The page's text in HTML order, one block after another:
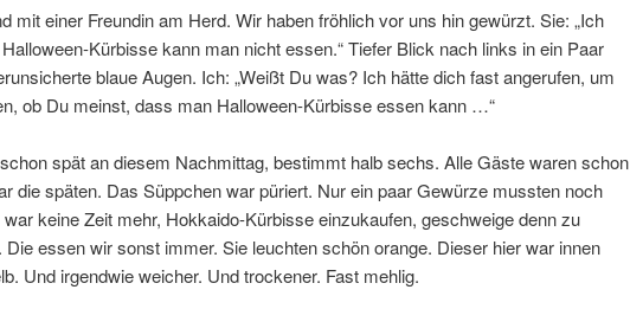
mit einer Freundin am Herd. Wir haben fröhlich vor uns hin gewürzt. Sie: „Ich
Kürbisse kann man nicht essen.“ Tiefer Blick nach links in ein Paar
blaue Augen. Ich: „Weißt Du was? Ich hätte dich fast angerufen, um
ob Du meinst, dass man Halloween-Kürbisse essen kann …“
spät an diesem Nachmittag, bestimmt halb sechs. Alle Gäste waren schon
die späten. Das Süppchen war püriert. Nur ein paar Gewürze mussten noch
war keine Zeit mehr, Hokkaido-Kürbisse einzukaufen, geschweige denn zu
Die essen wir sonst immer. Sie leuchten schön orange. Dieser hier war innen
Und irgendwie weicher. Und trockener. Fast mehlig.